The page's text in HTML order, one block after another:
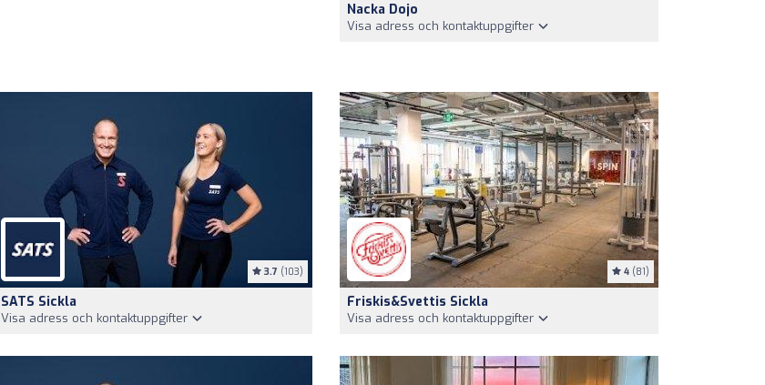
Nacka Dojo
Visa adress och kontaktuppgifter
3.7 (103)
SATS Sickla
Visa adress och kontaktuppgifter
4 (81)
Friskis&Svettis Sickla
Visa adress och kontaktuppgifter